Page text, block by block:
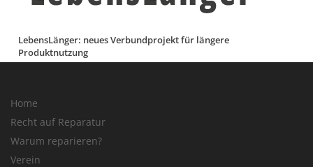
LebensLänger: neues Verbundprojekt für längere
Produktnutzung
Home
Recht auf Reparatur
Warum reparieren?
Verein